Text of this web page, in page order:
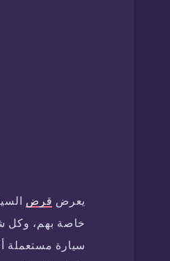
يعرض قرض
خاصة بهم، وكل
سيارة مستعملة